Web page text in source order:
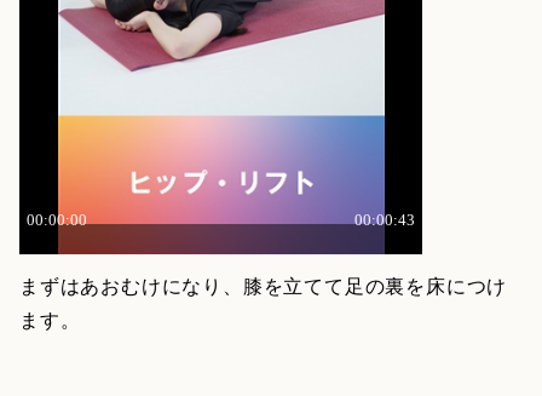
まずはあおむけになり、膝を立てて足の裏を床につけ
ます。